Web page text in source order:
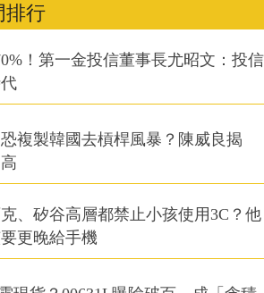
排行
！第一金投信董事長尤昭文：投信
複製韓國去槓桿風暴？陳威良揭
、矽谷高層都禁止小孩使用3C？他
更晚給手機